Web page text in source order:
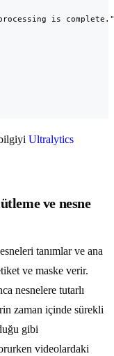
is
Ultralytics
ve nesne
tanımlar ve ana
ve maske verir.
nesnelere tutarlı
zaman içinde sürekli
gibi
videolardaki